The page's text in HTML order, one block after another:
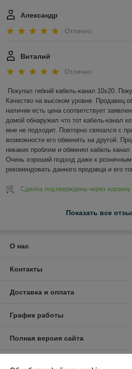
Александр
Отлично
Виталий
Отлично
Покупал гибкий кабель-канал 10х20.
Качество на высоком уровне. Продавец
наличии есть цена соответствует
домой обнаружил что тот кабель-канал
мне не подходит. Повторно связался с
возможности его обменять на другой.
никаких проблем и обменял кабель канал
Очень хороший подход даже к
рекомендовать данного продавца и его
Сделка подтверждена через корзину
Показать все
О нас
Контакты
Доставка и оплата
График работы
Полная версия сайта